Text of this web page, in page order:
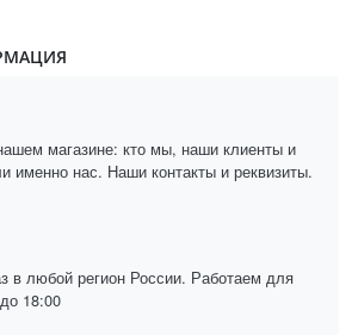
магазине: кто мы, наши клиенты и
именно нас. Наши контакты и реквизиты.
в любой регион России. Работаем для
18:00